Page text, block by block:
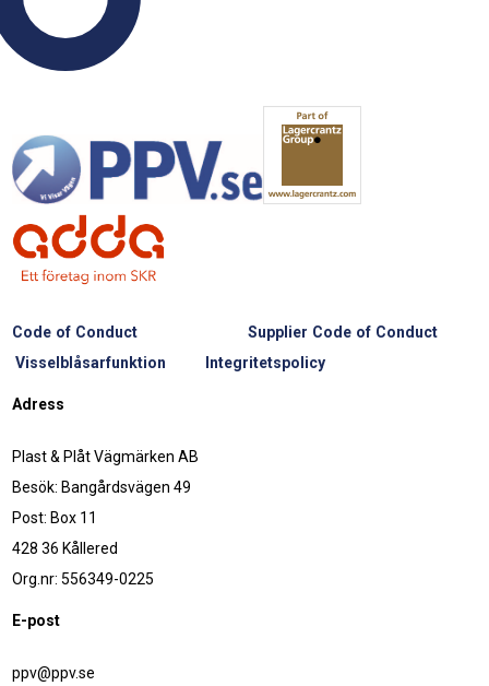
Code of Conduct
Supplier Code of Conduct
Visselblåsarfunktion
Integritetspolicy
Adress
Plast & Plåt Vägmärken AB
Besök: Bangårdsvägen 49
Post: Box 11
428 36 Kållered
Org.nr: 556349-0225
E-post
ppv@ppv.se